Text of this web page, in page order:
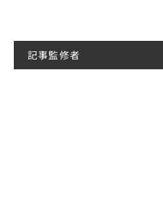
記事監修者